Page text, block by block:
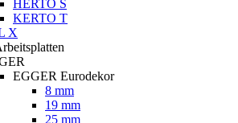
HERTO S
KERTO T
X
EGGER Eurodekor
8 mm
19 mm
25 mm